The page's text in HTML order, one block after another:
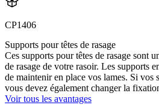
CP1406
Supports pour têtes de rasage
Ces supports pour têtes de rasage sont
de rasage de votre rasoir. Les supports
de maintenir en place vos lames. Si vos
vous devez également changer la
Voir tous les avantages